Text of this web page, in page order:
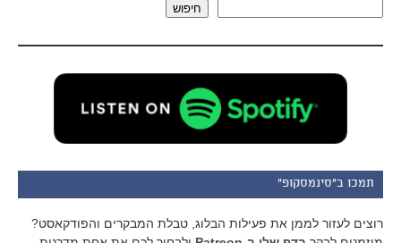
חיפוש
תמכו ב"סינמסקופ"
רוצים לעזור לממן את פעילות הבלוג, טבלת המבקרים והפודקאסט?